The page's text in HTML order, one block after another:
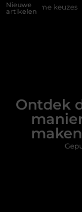
Nieuwe
artikelenWaarom
Ontdek